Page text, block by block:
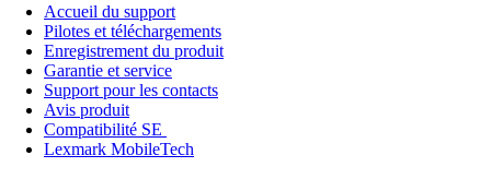
Accueil du support
Pilotes et téléchargements
Enregistrement du produit
Garantie et service
Support pour les contacts
Avis produit
Compatibilité SE
Lexmark MobileTech